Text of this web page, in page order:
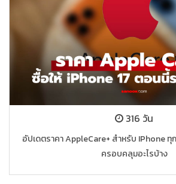
316 วัน
อัปเดตราคา AppleCare+ สำหรับ IPhone
ครอบคลุมอะไรบ้าง